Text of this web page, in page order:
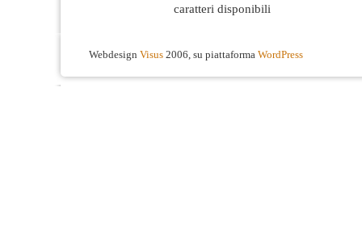
caratteri disponibili
Webdesign Visus 2006, su piattaforma WordPress